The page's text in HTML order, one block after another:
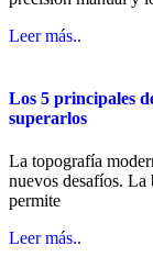
Leer más..
Los 5 principales
superarlos
La topografía
nuevos desafíos. La
permite
Leer más..